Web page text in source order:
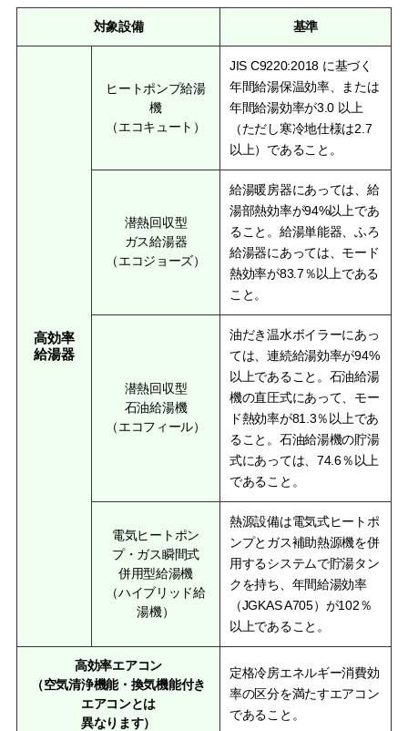
対象設備 基準
高効率
給湯器
ヒートポンプ給湯
機
（エコキュート）
JIS C9220:2018 に基づく
年間給湯保温効率、または
年間給湯効率が3.0 以上
（ただし寒冷地仕様は2.7
以上）であること。
潜熱回収型
ガス給湯器
（エコジョーズ）
給湯暖房器にあっては、給
湯部熱効率が94%以上であ
ること。給湯単能器、ふろ
給湯器にあっては、モード
熱効率が83.7％以上である
こと。
潜熱回収型
石油給湯機
（エコフィール）
油だき温水ボイラーにあっ
ては、連続給湯効率が94%
以上であること。石油給湯
機の直圧式にあって、モー
ド熱効率が81.3％以上であ
ること。石油給湯機の貯湯
式にあっては、74.6％以上
であること。
電気ヒートポン
プ・ガス瞬間式
併用型給湯機
（ハイブリッド給
湯機）
熱源設備は電気式ヒートポ
ンプとガス補助熱源機を併
用するシステムで貯湯タン
クを持ち、年間給湯効率
（JGKAS A705）が102％
以上であること。
高効率エアコン
（空気清浄機能・換気機能付き
エアコンとは
異なります）
定格冷房エネルギー消費効
率の区分を満たすエアコン
であること。